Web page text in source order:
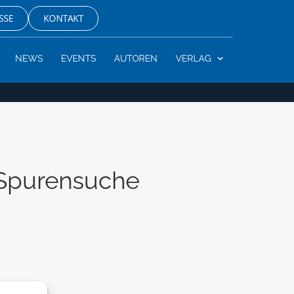
KONTAKT
NEWS EVENTS AUTOREN VERLAG